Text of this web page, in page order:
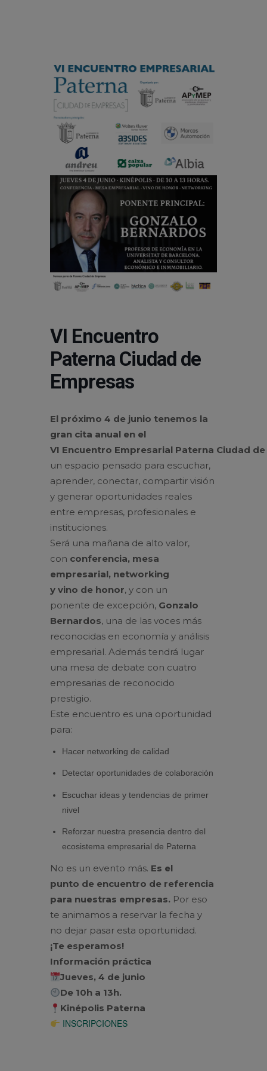
VI Encuentro
Paterna Ciudad de
Empresas
El próximo 4 de junio tenemos la
gran cita anual en el
VI Encuentro Empresarial Paterna Ciudad de
un espacio pensado para escuchar,
aprender, conectar, compartir visión
y generar oportunidades reales
entre empresas, profesionales e
instituciones.
Será una mañana de alto valor,
con conferencia, mesa
empresarial, networking
y vino de honor, y con un
ponente de excepción, Gonzalo
Bernardos, una de las voces más
reconocidas en economía y análisis
empresarial. Además tendrá lugar
una mesa de debate con cuatro
empresarias de reconocido
prestigio.
Este encuentro es una oportunidad
para:
Hacer networking de calidad
Detectar oportunidades de colaboración
Escuchar ideas y tendencias de primer
nivel
Reforzar nuestra presencia dentro del
ecosistema empresarial de Paterna
No es un evento más. Es el
punto de encuentro de referencia
para nuestras empresas. Por eso
te animamos a reservar la fecha y
no dejar pasar esta oportunidad.
¡Te esperamos!
Información práctica
Jueves, 4 de junio
De 10h a 13h.
Kinépolis Paterna
INSCRIPCIONES